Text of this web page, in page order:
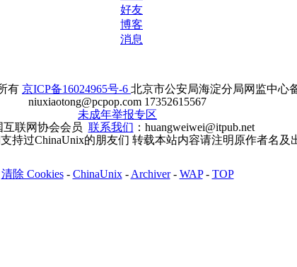
好友
博客
消息
有 京ICP备16024965号-6 北京市公安局海淀分局网监中心
niuxiaotong@pcpop.com 17352615567
未成年举报专区
互联网协会会员 联系我们 ：huangweiwei@itpub.net
持过ChinaUnix的朋友们 转载本站内容请注明原作者名及
清除 Cookies- ChinaUnix- Archiver- WAP- TOP